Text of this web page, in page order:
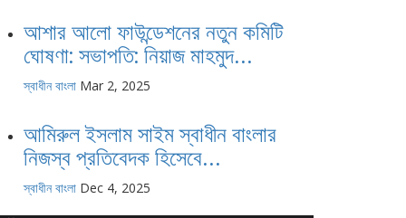
আশার আলো ফাউন্ডেশনের নতুন কমিটি
ঘোষণা: সভাপতি: নিয়াজ মাহমুদ...
স্বাধীন বাংলা Mar 2, 2025
আমিরুল ইসলাম সাইম স্বাধীন বাংলার
নিজস্ব প্রতিবেদক হিসেবে...
স্বাধীন বাংলা Dec 4, 2025